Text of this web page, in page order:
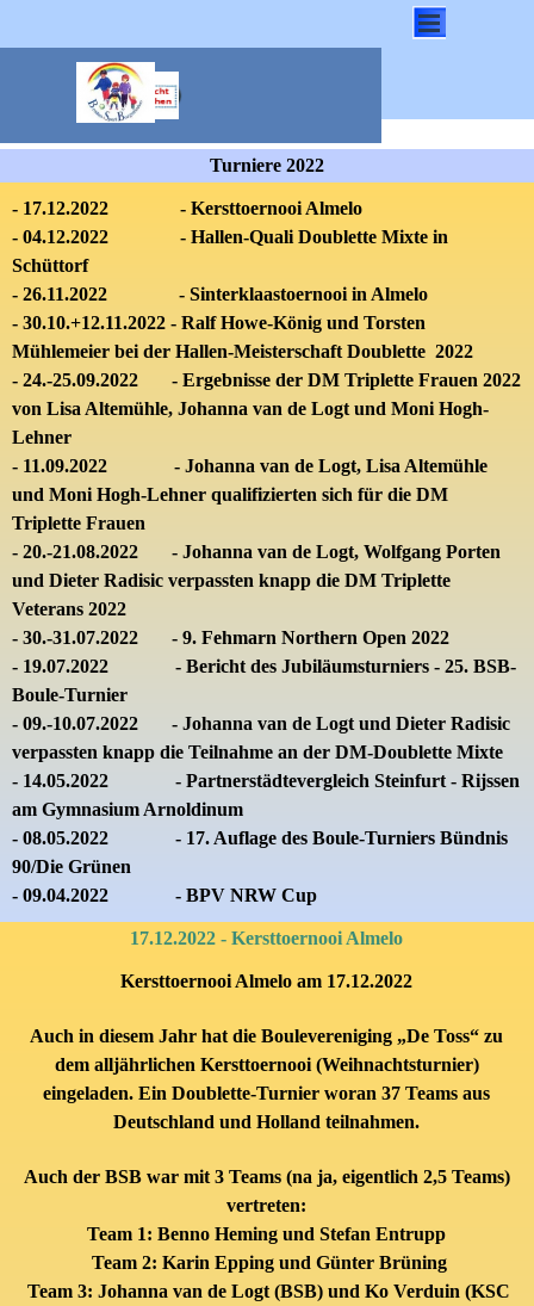
Turniere 2022
- 17.12.2022 - Kersttoernooi Almelo
- 04.12.2022 - Hallen-Quali Doublette Mixte in
Schüttorf
- 26.11.2022 - Sinterklaastoernooi in Almelo
- 30.10.+12.11.2022 - Ralf Howe-König und Torsten
Mühlemeier bei der Hallen-Meisterschaft Doublette 2022
- 24.-25.09.2022 - Ergebnisse der DM Triplette Frauen 2022
von Lisa Altemühle, Johanna van de Logt und Moni Hogh-
Lehner
- 11.09.2022 - Johanna van de Logt, Lisa Altemühle
und Moni Hogh-Lehner qualifizierten sich für die DM
Triplette Frauen
- 20.-21.08.2022 - Johanna van de Logt, Wolfgang Porten
und Dieter Radisic verpassten knapp die DM Triplette
Veterans 2022
- 30.-31.07.2022 - 9. Fehmarn Northern Open 2022
- 19.07.2022 - Bericht des Jubiläumsturniers - 25. BSB-
Boule-Turnier
- 09.-10.07.2022 - Johanna van de Logt und Dieter Radisic
verpassten knapp die Teilnahme an der DM-Doublette Mixte
- 14.05.2022 - Partnerstädtevergleich Steinfurt - Rijssen
am Gymnasium Arnoldinum
- 08.05.2022 - 17. Auflage des Boule-Turniers Bündnis
90/Die Grünen
- 09.04.2022 - BPV NRW Cup
17.12.2022 - Kersttoernooi Almelo
Kersttoernooi Almelo am 17.12.2022
Auch in diesem Jahr hat die Boulevereniging „De Toss“ zu
dem alljährlichen Kersttoernooi (Weihnachtsturnier)
eingeladen. Ein Doublette-Turnier woran 37 Teams aus
Deutschland und Holland teilnahmen.
Auch der BSB war mit 3 Teams (na ja, eigentlich 2,5 Teams)
vertreten:
Team 1: Benno Heming und Stefan Entrupp
Team 2: Karin Epping und Günter Brüning
Team 3: Johanna van de Logt (BSB) und Ko Verduin (KSC